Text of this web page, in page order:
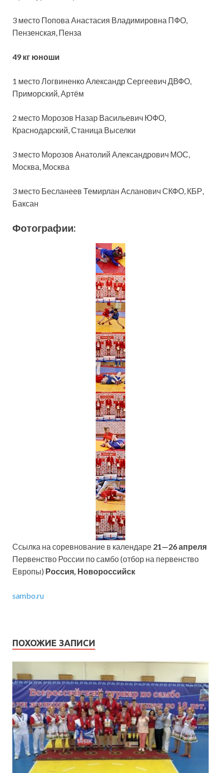
3 место Попова Анастасия Владимировна ПФО,
Пензенская, Пенза
49 кг юноши
1 место Логвиненко Александр Сергеевич ДВФО,
Приморский, Артём
2 место Морозов Назар Васильевич ЮФО,
Краснодарский, Станица Выселки
3 место Морозов Анатолий Александрович МОС,
Москва, Москва
3 место Бесланеев Темирлан Асланович СКФО, КБР,
Баксан
Фотографии:
Ссылка на соревнование в календаре 21—26 апреля
Первенство России по самбо (отбор на первенство
Европы) Россия, Новороссийск
sambo.ru
ПОХОЖИЕ ЗАПИСИ